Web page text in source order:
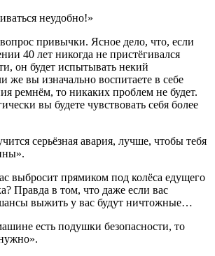
неудобно!»
привычки. Ясное дело, что, если
40 лет никогда не пристёгивался
он будет испытывать некий
же вы изначально воспитаете в себе
ремнём, то никаких проблем не будет.
вы будете чувствовать себя более
серьёзная авария, лучше, чтобы тебя
выбросит прямиком под колёса едущего
Правда в том, что даже если вас
выжить у вас будут ничтожные…
есть подушки безопасности, то